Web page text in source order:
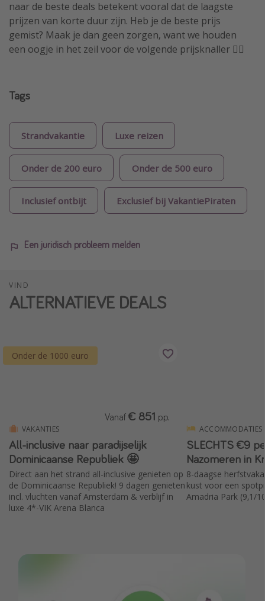
naar de beste deals betekent vooral dat de laagste
prijzen van korte duur zijn. Heb je de beste prijs
gemist? Maak je dan geen zorgen, want we houden
een oogje in het zeil voor de volgende prijsknaller 🏴‍☠️
Tags
Strandvakantie Luxe reizen
Onder de 200 euro Onder de 500 euro
Inclusief ontbijt Exclusief bij VakantiePiraten
Een juridisch probleem melden
VIND
ALTERNATIEVE DEALS
Onder de 1000 euro
VAKANTIES
All-inclusive naar paradijselijk
Dominicaanse Republiek 🤩
Direct aan het strand all-inclusive genieten op
de Dominicaanse Republiek! 9 dagen genieten
incl. vluchten vanaf Amsterdam & verblijf in
luxe 4*-VIK Arena Blanca
Vanaf € 851 p.p.
ACCOMMODATIES
SLECHTS €9
Nazomeren in
8-daagse
kust voor een
Amadria Park (9,1/